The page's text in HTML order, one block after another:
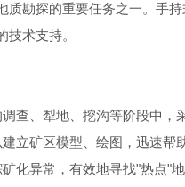
勘探的重要任务之一。手持
技术支持。
、犁地、挖沟等阶段中，
矿区模型、绘图，迅速帮
异常，有效地寻找"热点"